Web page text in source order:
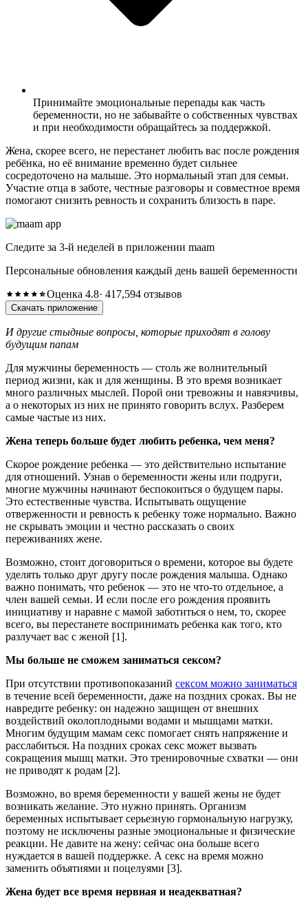
Принимайте эмоциональные перепады как часть
беременности, но не забывайте о собственных чувствах
и при необходимости обращайтесь за поддержкой.
Жена, скорее всего, не перестанет любить вас после рождения
ребёнка, но её внимание временно будет сильнее
сосредоточено на малыше. Это нормальный этап для семьи.
Участие отца в заботе, честные разговоры и совместное время
помогают снизить ревность и сохранить близость в паре.
Следите за 3-й неделей в приложении maam
Персональные обновления каждый день вашей беременности
Оценка 4.8· 417,594 отзывов
Скачать приложение
И другие стыдные вопросы, которые приходят в голову
будущим папам
Для мужчины беременность — столь же волнительный
период жизни, как и для женщины. В это время возникает
много различных мыслей. Порой они тревожны и навязчивы,
а о некоторых из них не принято говорить вслух. Разберем
самые частые из них.
Жена теперь больше будет любить ребенка, чем меня?
Скорое рождение ребенка — это действительно испытание
для отношений. Узнав о беременности жены или подруги,
многие мужчины начинают беспокоиться о будущем пары.
Это естественные чувства. Испытывать ощущение
отверженности и ревность к ребенку тоже нормально. Важно
не скрывать эмоции и честно рассказать о своих
переживаниях жене.
Возможно, стоит договориться о времени, которое вы будете
уделять только друг другу после рождения малыша. Однако
важно понимать, что ребенок — это не что-то отдельное, а
член вашей семьи. И если после его рождения проявить
инициативу и наравне с мамой заботиться о нем, то, скорее
всего, вы перестанете воспринимать ребенка как того, кто
разлучает вас с женой [1].
Мы больше не сможем заниматься сексом?
При отсутствии противопоказаний сексом можно заниматься
в течение всей беременности, даже на поздних сроках. Вы не
навредите ребенку: он надежно защищен от внешних
воздействий околоплодными водами и мышцами матки.
Многим будущим мамам секс помогает снять напряжение и
расслабиться. На поздних сроках секс может вызвать
сокращения мышц матки. Это тренировочные схватки — они
не приводят к родам [2].
Возможно, во время беременности у вашей жены не будет
возникать желание. Это нужно принять. Организм
беременных испытывает серьезную гормональную нагрузку,
поэтому не исключены разные эмоциональные и физические
реакции. Не давите на жену: сейчас она больше всего
нуждается в вашей поддержке. А секс на время можно
заменить объятиями и поцелуями [3].
Жена будет все время нервная и неадекватная?